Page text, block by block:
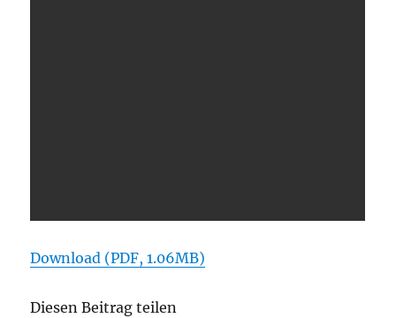
Download (PDF, 1.06MB)
Diesen Beitrag teilen